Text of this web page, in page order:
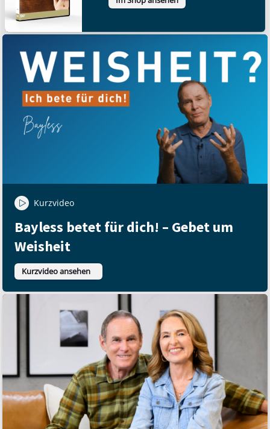
Kurzvideo
Bayless betet für dich! – Gebet um
Weisheit
Kurzvideo ansehen